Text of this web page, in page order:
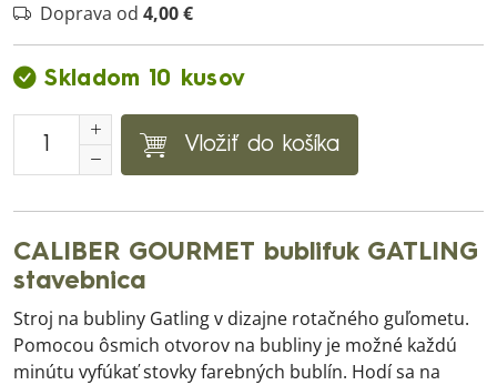
Doprava od 4,00 €
Skladom 10 kusov
Vložiť do košíka
CALIBER GOURMET bublifuk GATLING
stavebnica
Stroj na bubliny Gatling v dizajne rotačného guľometu.
Pomocou ôsmich otvorov na bubliny je možné každú
minútu vyfúkať stovky farebných bublín. Hodí sa na